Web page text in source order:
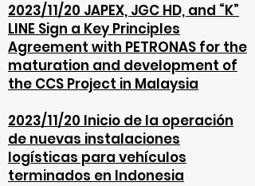
2023/11/20 JAPEX, JGC HD, and “K”
LINE Sign a Key Principles
Agreement with PETRONAS for the
maturation and development of
the CCS Project in Malaysia
2023/11/20 Inicio de la operación
de nuevas instalaciones
logísticas para vehículos
terminados en Indonesia